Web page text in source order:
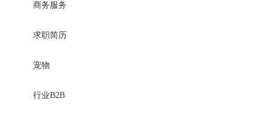
商务服务
求职简历
宠物
行业B2B